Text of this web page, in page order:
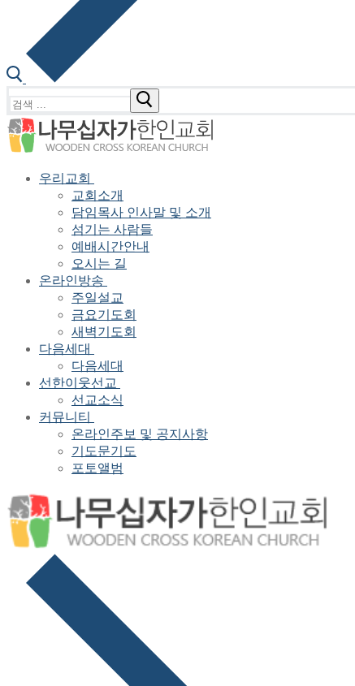
색
:
우리교회
교회소개
담임목사 인사말 및 소개
섬기는 사람들
예배시간안내
오시는 길
온라인방송
주일설교
금요기도회
새벽기도회
다음세대
다음세대
선한이웃선교
선교소식
커뮤니티
온라인주보 및 공지사항
기도문기도
포토앨범